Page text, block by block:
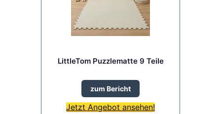
LittleTom Puzzlematte 9 Teile
zum Bericht
Jetzt Angebot ansehen!